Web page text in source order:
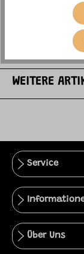
Das OMY
und kreative
entdecken
WEITERE
Service
Über Uns